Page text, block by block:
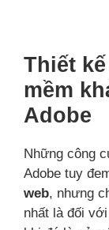
Thiết
mềm
Adobe
Những công
Adobe tuy
web, nhưng
nhất là đối